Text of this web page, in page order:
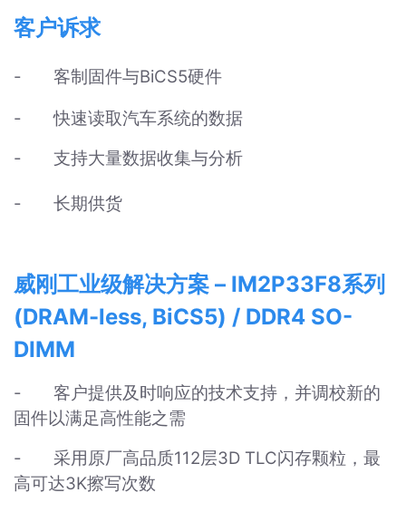
客户诉求
- 客制固件与BiCS5硬件
-快速读取汽车系统的数据
- 支持大量数据收集与分析
- 长期供货
威刚工业级解决方案 – IM2P33F8系列
(DRAM-less, BiCS5) / DDR4 SO-
DIMM
- 客户提供及时响应的技术支持，并调校新的
固件以满足高性能之需
- 采用原厂高品质112层3D TLC闪存颗粒，最
高可达3K擦写次数